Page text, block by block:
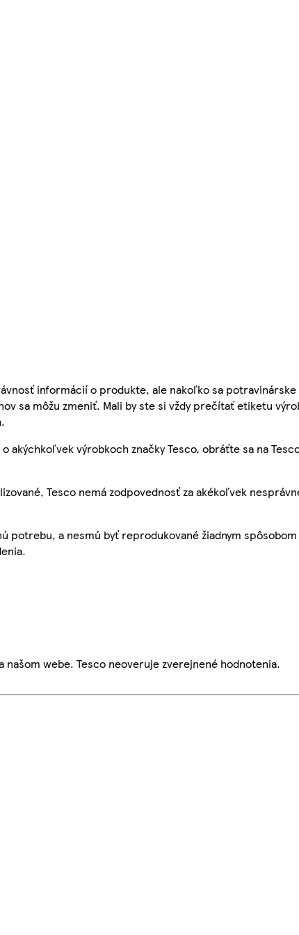
informácií o produkte, ale nakoľko sa
sa môžu zmeniť. Mali by ste si vždy prečítať etiketu
akýchkoľvek výrobkoch značky Tesco, obráťte sa na
Tesco nemá zodpovednosť za akékoľvek
potrebu, a nesmú byť reprodukované žiadnym
webe. Tesco neoveruje zverejnené hodnotenia.